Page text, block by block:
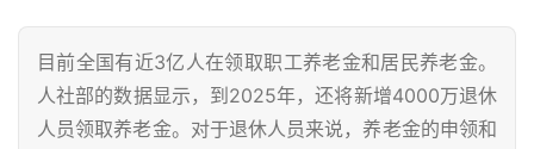
目前全国有近3亿人在领取职工养老金和居民养老金。
人社部的数据显示，到2025年，还将新增4000万退休
人员领取养老金。对于退休人员来说，养老金的申领和